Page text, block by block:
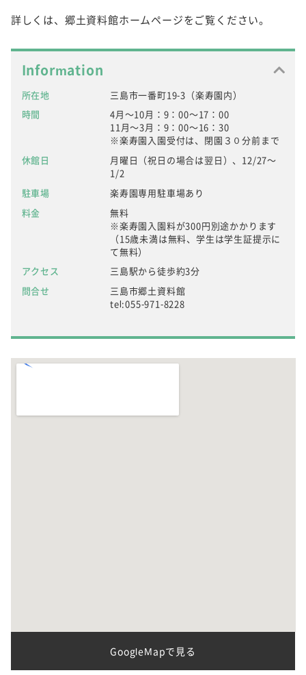
詳しくは、郷土資料館ホームページをご覧ください。
Information
所在地
三島市一番町19-3（楽寿園内）
時間
4月～10月：9：00～17：00
11月～3月：9：00～16：30
※楽寿園入園受付は、閉園３０分前まで
休館日
月曜日（祝日の場合は翌日）、12/27～
1/2
駐車場
楽寿園専用駐車場あり
料金
無料
※楽寿園入園料が300円別途かかります
（15歳未満は無料、学生は学生証提示に
て無料）
アクセス
三島駅から徒歩約3分
問合せ
三島市郷土資料館
tel:055-971-8228
GoogleMapで見る